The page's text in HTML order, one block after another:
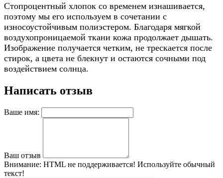
Стопроцентный хлопок со временем изнашивается,
поэтому мы его используем в сочетании с
износоустойчивым полиэстером. Благодаря мягкой
воздухопроницаемой ткани кожа продолжает дышать.
Изображение получается четким, не трескается после
стирок, а цвета не блекнут и остаются сочными под
воздействием солнца.
Написать отзыв
Ваше имя:
Ваш отзыв
Внимание: HTML не поддерживается! Используйте обычный
текст!